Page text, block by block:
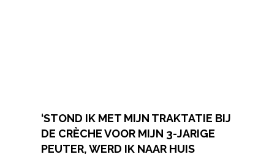
‘STOND IK MET MIJN TRAKTATIE BIJ
DE CRÈCHE VOOR MIJN 3-JARIGE
PEUTER, WERD IK NAAR HUIS